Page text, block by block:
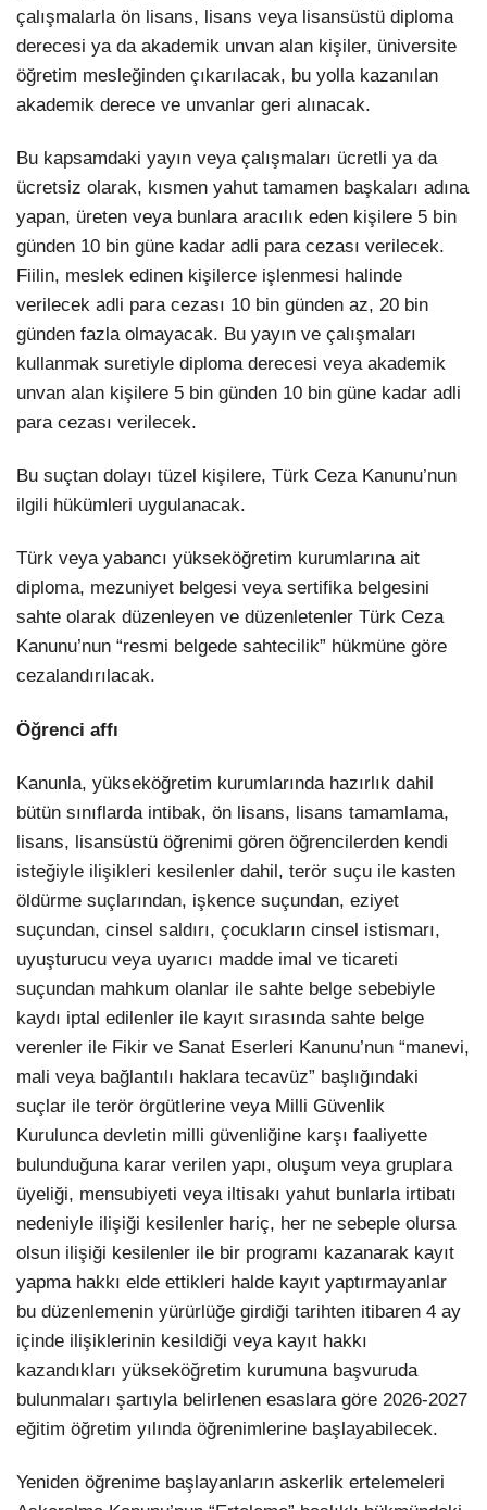
çalışmalarla ön lisans, lisans veya lisansüstü diploma
derecesi ya da akademik unvan alan kişiler, üniversite
öğretim mesleğinden çıkarılacak, bu yolla kazanılan
akademik derece ve unvanlar geri alınacak.
Bu kapsamdaki yayın veya çalışmaları ücretli ya da
ücretsiz olarak, kısmen yahut tamamen başkaları adına
yapan, üreten veya bunlara aracılık eden kişilere 5 bin
günden 10 bin güne kadar adli para cezası verilecek.
Fiilin, meslek edinen kişilerce işlenmesi halinde
verilecek adli para cezası 10 bin günden az, 20 bin
günden fazla olmayacak. Bu yayın ve çalışmaları
kullanmak suretiyle diploma derecesi veya akademik
unvan alan kişilere 5 bin günden 10 bin güne kadar adli
para cezası verilecek.
Bu suçtan dolayı tüzel kişilere, Türk Ceza Kanunu’nun
ilgili hükümleri uygulanacak.
Türk veya yabancı yükseköğretim kurumlarına ait
diploma, mezuniyet belgesi veya sertifika belgesini
sahte olarak düzenleyen ve düzenletenler Türk Ceza
Kanunu’nun “resmi belgede sahtecilik” hükmüne göre
cezalandırılacak.
Öğrenci affı
Kanunla, yükseköğretim kurumlarında hazırlık dahil
bütün sınıflarda intibak, ön lisans, lisans tamamlama,
lisans, lisansüstü öğrenimi gören öğrencilerden kendi
isteğiyle ilişikleri kesilenler dahil, terör suçu ile kasten
öldürme suçlarından, işkence suçundan, eziyet
suçundan, cinsel saldırı, çocukların cinsel istismarı,
uyuşturucu veya uyarıcı madde imal ve ticareti
suçundan mahkum olanlar ile sahte belge sebebiyle
kaydı iptal edilenler ile kayıt sırasında sahte belge
verenler ile Fikir ve Sanat Eserleri Kanunu’nun “manevi,
mali veya bağlantılı haklara tecavüz” başlığındaki
suçlar ile terör örgütlerine veya Milli Güvenlik
Kurulunca devletin milli güvenliğine karşı faaliyette
bulunduğuna karar verilen yapı, oluşum veya gruplara
üyeliği, mensubiyeti veya iltisakı yahut bunlarla irtibatı
nedeniyle ilişiği kesilenler hariç, her ne sebeple olursa
olsun ilişiği kesilenler ile bir programı kazanarak kayıt
yapma hakkı elde ettikleri halde kayıt yaptırmayanlar
bu düzenlemenin yürürlüğe girdiği tarihten itibaren 4 ay
içinde ilişiklerinin kesildiği veya kayıt hakkı
kazandıkları yükseköğretim kurumuna başvuruda
bulunmaları şartıyla belirlenen esaslara göre 2026-2027
eğitim öğretim yılında öğrenimlerine başlayabilecek.
Yeniden öğrenime başlayanların askerlik ertelemeleri